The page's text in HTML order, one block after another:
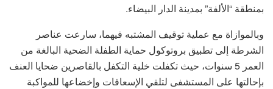
بمنطقة “الألفة” بمدينة الدار البيضاء.
وبالموازاة مع عملية توقيف المشتبه فيهما، سارعت عناصر
الشرطة إلى تطبيق بروتوكول حماية الطفلة الضحية البالغة من
العمر 5 سنوات، حيث تكفلت خلية التكفل بالقاصرين ضحايا العنف
بإحالتها على المستشفى لتلقي الإسعافات وإخضاعها للمواكبة